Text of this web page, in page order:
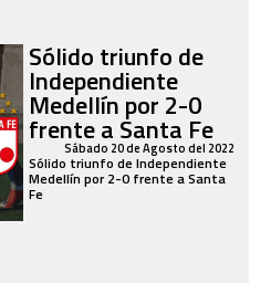
Sólido triunfo de
Independiente
Medellín por 2-0
frente a Santa Fe
Sábado 20 de Agosto del 2022
Sólido triunfo de Independiente
Medellín por 2-0 frente a Santa
Fe